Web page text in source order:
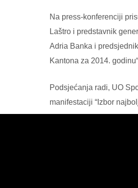
Na press-konferenciji
Laštro i predstavnik
Adria Banka i
Kantona za 2014.
Podsjećanja radi, UO
manifestaciji “Izbor